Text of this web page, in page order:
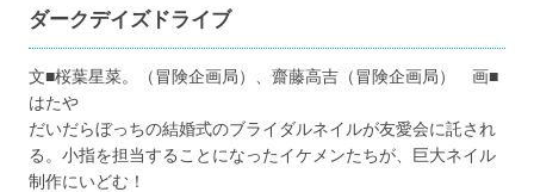
ダークデイズドライブ
文■桜葉星菜。（冒険企画局）、齋藤高吉（冒険企画局） 画■
はたや
だいだらぼっちの結婚式のブライダルネイルが友愛会に託され
る。小指を担当することになったイケメンたちが、巨大ネイル
制作にいどむ！